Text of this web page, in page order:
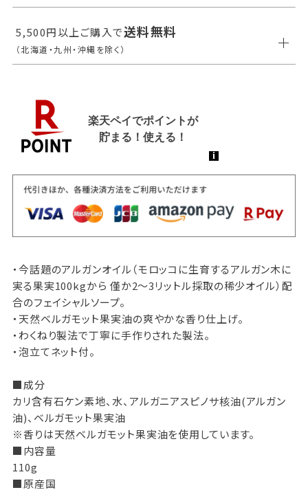
5,500円以上ご購入で送料無料
（北海道・九州・沖縄を除く）
・今話題のアルガンオイル（モロッコに生育するアルガン木に
実る果実100kgから 僅か2〜3リットル採取の稀少オイル）配
合のフェイシャルソープ。
・天然ベルガモット果実油の爽やかな香り仕上げ。
・わくねり製法で丁寧に手作りされた製法。
・泡立てネット付。
■成分
カリ含有石ケン素地、水、アルガニアスピノサ核油(アルガン
油)、ベルガモット果実油
※香りは天然ベルガモット果実油を使用しています。
■内容量
110g
■原産国